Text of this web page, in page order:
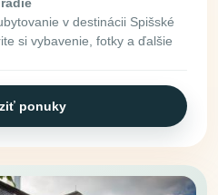
v destinácii Spišské
si vybavenie, fotky a ďalšie
ponuky